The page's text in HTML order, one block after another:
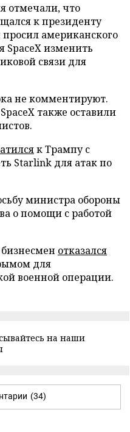
отмечали, что
к президенту
американского
SpaceX изменить
связи для
не комментируют.
также оставили
к Трампу с
Starlink для атак по
министра обороны
о помощи с работой
отказался
для
военной операции.
на наши
(34)